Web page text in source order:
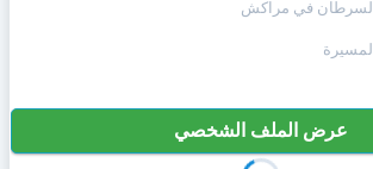
السرطان في مراكش
المسيرة
عرض الملف الشخصي